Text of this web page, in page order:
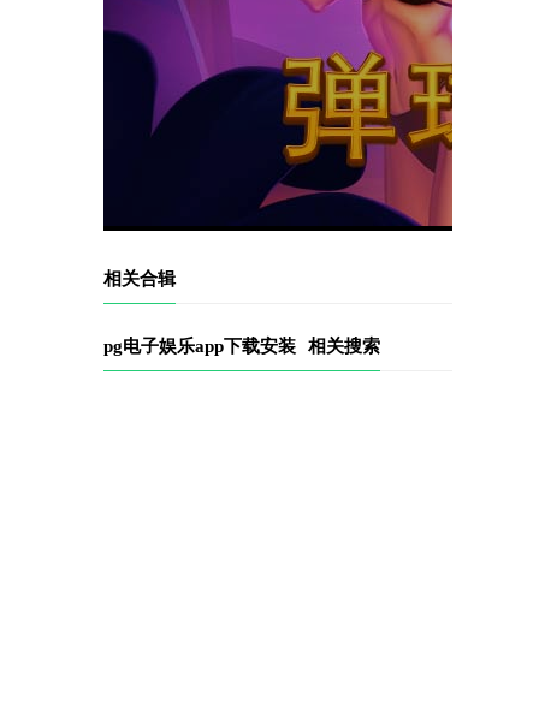
相关合辑
pg电子娱乐app下载安装 相关搜索